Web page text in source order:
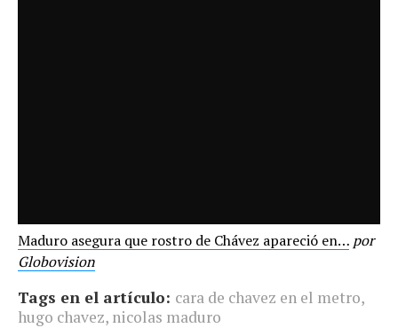
Maduro asegura que rostro de Chávez apareció en… por
Globovision
Tags en el artículo: cara de chavez en el metro,
hugo chavez, nicolas maduro